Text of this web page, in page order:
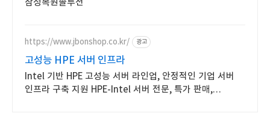
https://www.jbonshop.co.kr/ 광고
고성능 HPE 서버 인프라
Intel 기반 HPE 고성능 서버 라인업, 안정적인 기업 서버
인프라 구축 지원 HPE-Intel 서버 전문, 특가 판매,